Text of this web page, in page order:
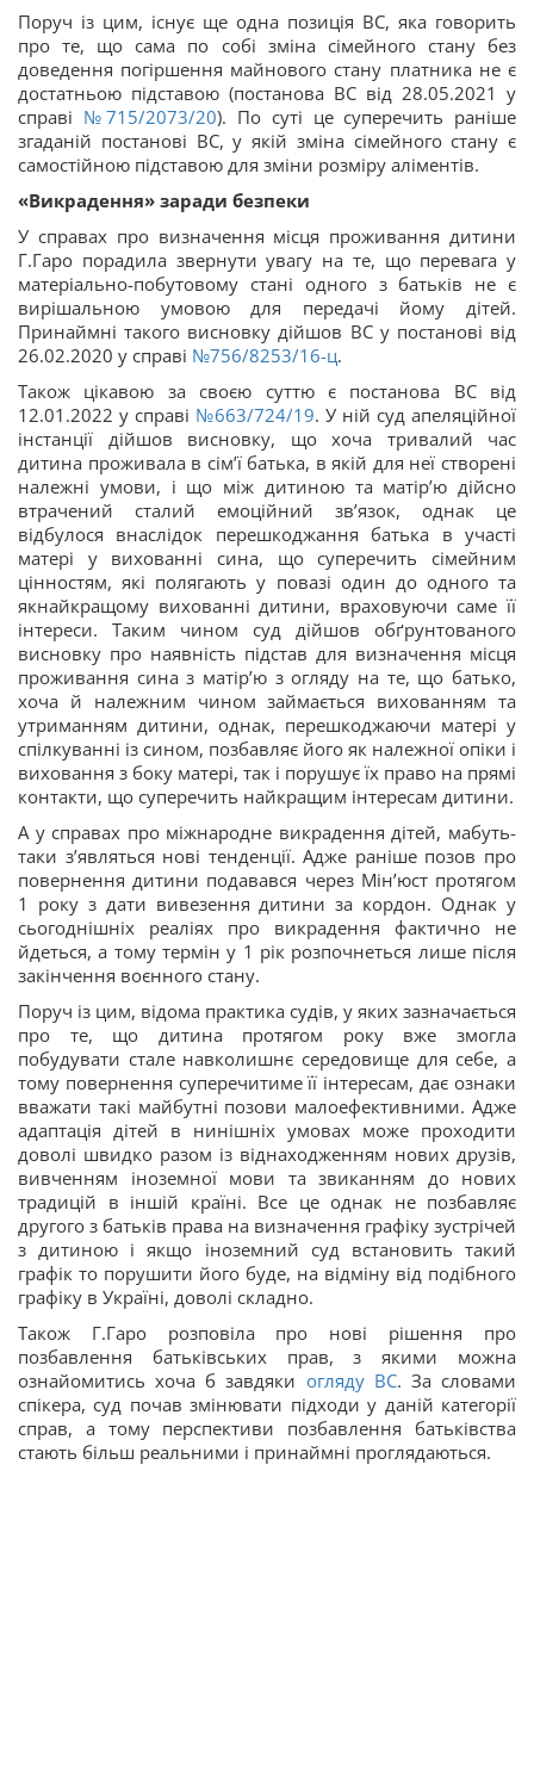
Поруч із цим, існує ще одна позиція ВС, яка говорить
про те, що сама по собі зміна сімейного стану без
доведення погіршення майнового стану платника не є
достатньою підставою (постанова ВС від 28.05.2021 у
справі №715/2073/20). По суті це суперечить раніше
згаданій постанові ВС, у якій зміна сімейного стану є
самостійною підставою для зміни розміру аліментів.
«Викрадення» заради безпеки
У справах про визначення місця проживання дитини
Г.Гаро порадила звернути увагу на те, що перевага у
матеріально-побутовому стані одного з батьків не є
вирішальною умовою для передачі йому дітей.
Принаймні такого висновку дійшов ВС у постанові від
26.02.2020 у справі №756/8253/16-ц.
Також цікавою за своєю суттю є постанова ВС від
12.01.2022 у справі №663/724/19. У ній суд апеляційної
інстанції дійшов висновку, що хоча тривалий час
дитина проживала в сім’ї батька, в якій для неї створені
належні умови, і що між дитиною та матір’ю дійсно
втрачений сталий емоційний зв’язок, однак це
відбулося внаслідок перешкоджання батька в участі
матері у вихованні сина, що суперечить сімейним
цінностям, які полягають у повазі один до одного та
якнайкращому вихованні дитини, враховуючи саме її
інтереси. Таким чином суд дійшов обґрунтованого
висновку про наявність підстав для визначення місця
проживання сина з матір’ю з огляду на те, що батько,
хоча й належним чином займається вихованням та
утриманням дитини, однак, перешкоджаючи матері у
спілкуванні із сином, позбавляє його як належної опіки і
виховання з боку матері, так і порушує їх право на прямі
контакти, що суперечить найкращим інтересам дитини.
А у справах про міжнародне викрадення дітей, мабуть-
таки з’являться нові тенденції. Адже раніше позов про
повернення дитини подавався через Мін’юст протягом
1 року з дати вивезення дитини за кордон. Однак у
сьогоднішніх реаліях про викрадення фактично не
йдеться, а тому термін у 1 рік розпочнеться лише після
закінчення воєнного стану.
Поруч із цим, відома практика судів, у яких зазначається
про те, що дитина протягом року вже змогла
побудувати стале навколишнє середовище для себе, а
тому повернення суперечитиме її інтересам, дає ознаки
вважати такі майбутні позови малоефективними. Адже
адаптація дітей в нинішніх умовах може проходити
доволі швидко разом із віднаходженням нових друзів,
вивченням іноземної мови та звиканням до нових
традицій в іншій країні. Все це однак не позбавляє
другого з батьків права на визначення графіку зустрічей
з дитиною і якщо іноземний суд встановить такий
графік то порушити його буде, на відміну від подібного
графіку в Україні, доволі складно.
Також Г.Гаро розповіла про нові рішення про
позбавлення батьківських прав, з якими можна
ознайомитись хоча б завдяки огляду ВС. За словами
спікера, суд почав змінювати підходи у даній категорії
справ, а тому перспективи позбавлення батьківства
стають більш реальними і принаймні проглядаються.